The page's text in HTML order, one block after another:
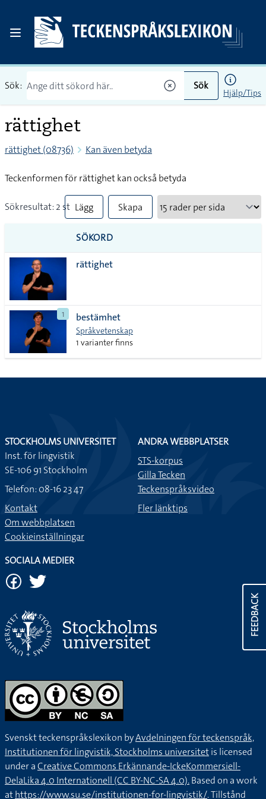
Sök: Sök
Hjälp/Tips
rättighet
rättighet (08736) Kan även betyda
Teckenformen för rättighet kan också betyda
Sökresultat: 2 st Lägg
till
alla i
Skapa
SÖKORD
rättighet
1 bestämhet
Språkvetenskap
1 varianter finns
FEEDBACK
STOCKHOLMS UNIVERSITET
Inst. för lingvistik
SE-106 91 Stockholm
Telefon: 08-16 23 47
Kontakt
Om webbplatsen
Cookieinställningar
ANDRA WEBBPLATSER
STS-korpus
Gilla Tecken
Teckenspråksvideo
Fler länktips
SOCIALA MEDIER
Svenskt teckenspråkslexikon byAvdelningen för teckenspråk,
Institutionen för lingvistik, Stockholms universitetis licensed
under aCreative Commons Erkännande-IckeKommersiell-
DelaLika 4.0 Internationell (CC BY-NC-SA 4.0).Based on a work
athttps://www.su.se/institutionen-for-lingvistik/. Tillstånd